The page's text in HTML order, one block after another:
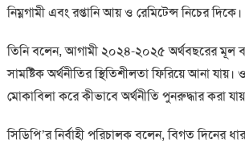
নিম্নগামী এবং রপ্তানি আয় ও রেমিটেন্স নিচের দিকে।
তিনি বলেন, আগামী ২০২৪-২০২৫ অর্থবছরের মূল
সামষ্টিক অর্থনীতির স্থিতিশীলতা ফিরিয়ে আনা
মোকাবিলা করে কীভাবে অর্থনীতি পুনরুদ্ধার করা
সিডিপি’র নির্বাহী পরিচালক বলেন, বিগত দিনের